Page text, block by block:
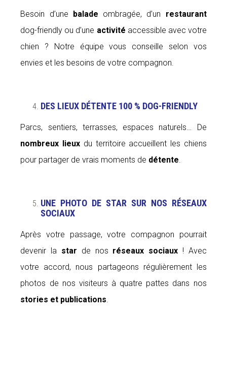
Besoin d’une balade ombragée, d’un restaurant
dog-friendly ou d’une activité accessible avec votre
chien ? Notre équipe vous conseille selon vos
envies et les besoins de votre compagnon.
DES LIEUX DÉTENTE 100 % DOG-FRIENDLY
Parcs, sentiers, terrasses, espaces naturels… De
nombreux lieux du territoire accueillent les chiens
pour partager de vrais moments de détente.
UNE PHOTO DE STAR SUR NOS RÉSEAUX
SOCIAUX
Après votre passage, votre compagnon pourrait
devenir la star de nos réseaux sociaux ! Avec
votre accord, nous partageons régulièrement les
photos de nos visiteurs à quatre pattes dans nos
stories et publications.